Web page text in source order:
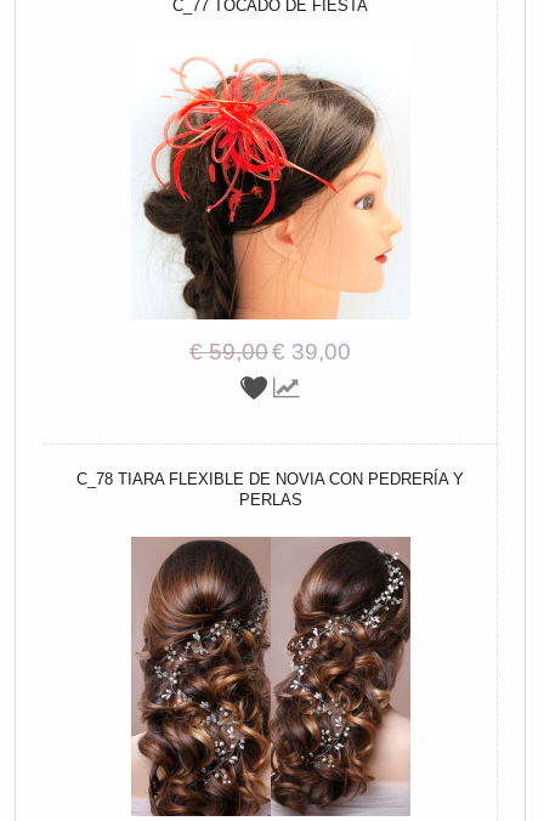
C_77 TOCADO DE FIESTA
€ 59,00€ 39,00
C_78 TIARA FLEXIBLE DE NOVIA CON PEDRERÍA Y
PERLAS